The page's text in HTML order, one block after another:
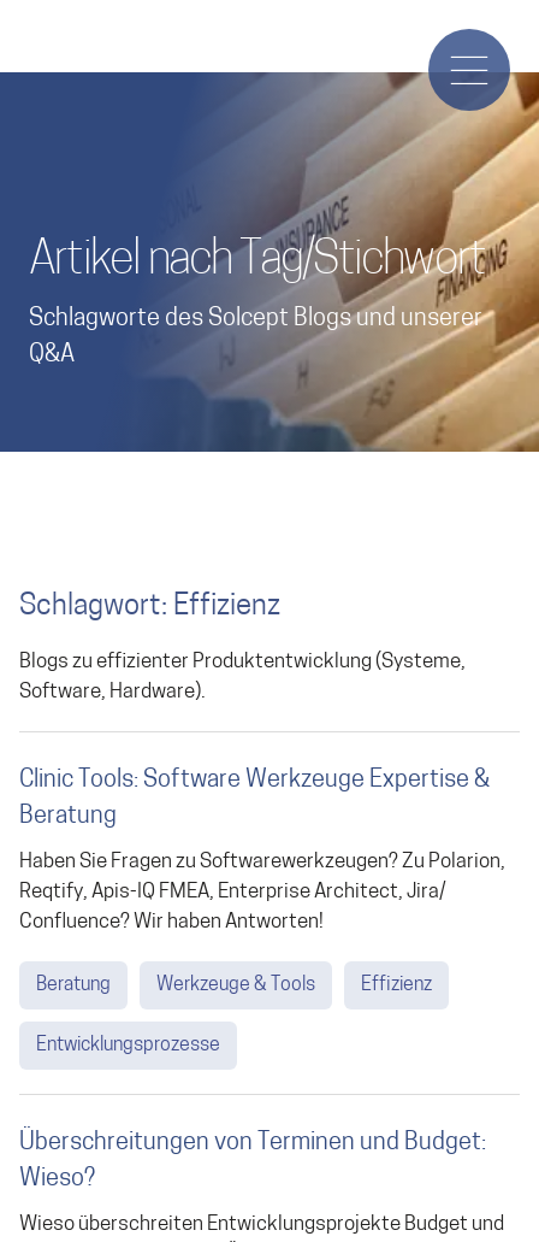
Artikel nach Tag/Stichwort
Schlagworte des Solcept Blogs und unserer
Q&A
Schlagwort: Effizienz
Blogs zu effizienter Produktentwicklung (Systeme,
Software, Hardware).
Clinic Tools: Software Werkzeuge Expertise &
Beratung
Haben Sie Fragen zu Softwarewerkzeugen? Zu Polarion,
Reqtify, Apis-IQ FMEA, Enterprise Architect, Jira/
Confluence? Wir haben Antworten!
Beratung Werkzeuge & Tools Effizienz
Entwicklungsprozesse
Überschreitungen von Terminen und Budget:
Wieso?
Wieso überschreiten Entwicklungsprojekte Budget und